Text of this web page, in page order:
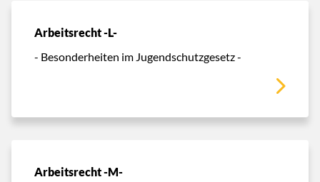
Arbeitsrecht -L-
- Besonderheiten im Jugendschutzgesetz -
Arbeitsrecht -M-